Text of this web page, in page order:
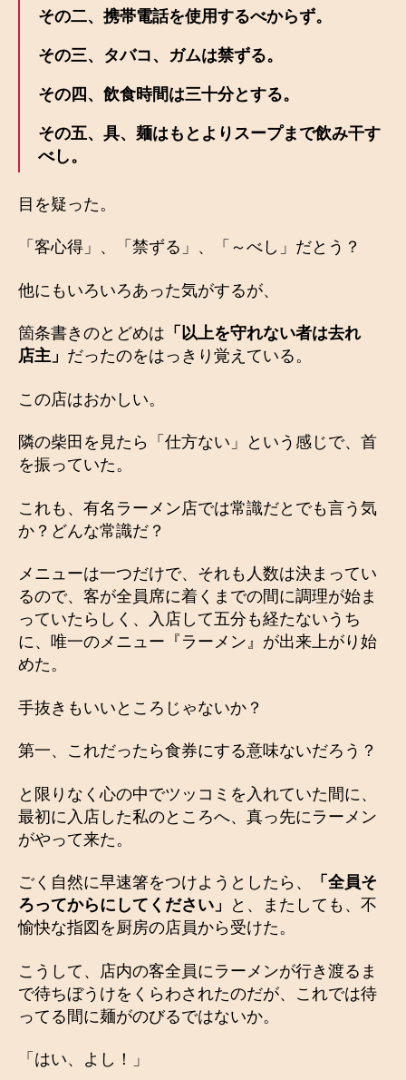
その二、携帯電話を使用するべからず。
その三、タバコ、ガムは禁ずる。
その四、飲食時間は三十分とする。
その五、具、麺はもとよりスープまで飲み干す
べし。
目を疑った。
「客心得」、「禁ずる」、「～べし」だとう？
他にもいろいろあった気がするが、
箇条書きのとどめは 「以上を守れない者は去れ
店主」 だったのをはっきり覚えている。
この店はおかしい。
隣の柴田を見たら「仕方ない」という感じで、首
を振っていた。
これも、有名ラーメン店では常識だとでも言う気
か？どんな常識だ？
メニューは一つだけで、それも人数は決まってい
るので、客が全員席に着くまでの間に調理が始ま
っていたらしく、入店して五分も経たないうち
に、唯一のメニュー『ラーメン』が出来上がり始
めた。
手抜きもいいところじゃないか？
第一、これだったら食券にする意味ないだろう？
と限りなく心の中でツッコミを入れていた間に、
最初に入店した私のところへ、真っ先にラーメン
がやって来た。
ごく自然に早速箸をつけようとしたら、
「全員そ
ろってからにしてください」
と、またしても、不
愉快な指図を厨房の店員から受けた。
こうして、店内の客全員にラーメンが行き渡るま
で待ちぼうけをくらわされたのだが、これでは待
ってる間に麺がのびるではないか。
「はい、よし！」